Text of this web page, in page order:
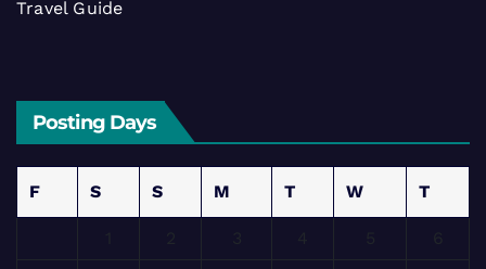
Travel Guide
Posting Days
F S S M T W T